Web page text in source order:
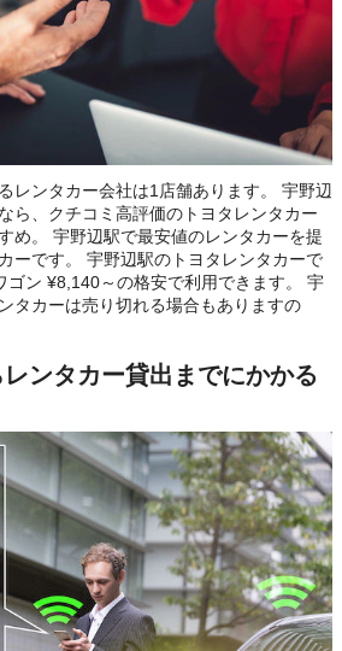
レンタカー会社は1店舗あります。 宇野辺
ら、クチコミ高評価のトヨタレンタカー
め。 宇野辺駅で最安値のレンタカーを提
ーです。 宇野辺駅のトヨタレンタカーで
ゴン ¥8,140～の格安で利用できます。 宇
タカーは売り切れる場合もありますの
ンタカー貸出までにかかる